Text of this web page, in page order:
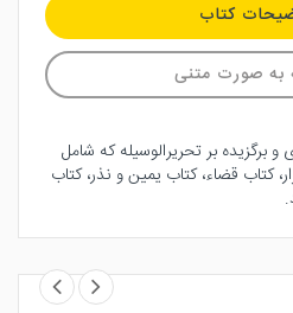
کتاب
به صورت متنی
بر تحریرالوسیله که شامل
کتاب قضاء، کتاب یمین و نذر، کتاب